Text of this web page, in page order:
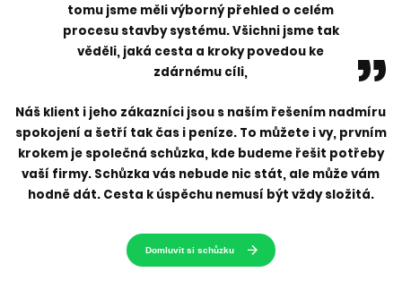
tomu jsme měli výborný přehled o celém
procesu stavby systému. Všichni jsme tak
věděli, jaká cesta a kroky povedou ke
zdárnému cíli,
Náš klient i jeho zákazníci jsou s naším řešením nadmíru
spokojení a šetří tak čas i peníze. To můžete i vy, prvním
krokem je společná schůzka, kde budeme řešit potřeby
vaší firmy. Schůzka vás nebude nic stát, ale může vám
hodně dát. Cesta k úspěchu nemusí být vždy složitá.
Domluvit si schůzku